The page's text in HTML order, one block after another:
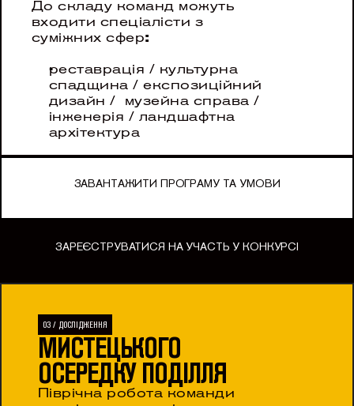
До складу команд можуть
входити спеціалісти з
суміжних сфер:
реставрація / культурна
спадщина / експозиційний
дизайн /  музейна справа /
інженерія / ландшафтна
архітектура
ЗАВАНТАЖИТИ ПРОГРАМУ ТА УМОВИ
ЗАРЕЄСТРУВАТИСЯ НА УЧАСТЬ У КОНКУРСІ
03 / ДОСЛІДЖЕННЯ
МИСТЕЦЬКОГО
ОСЕРЕДКУ ПОДІЛЛЯ
Піврічна робота команди